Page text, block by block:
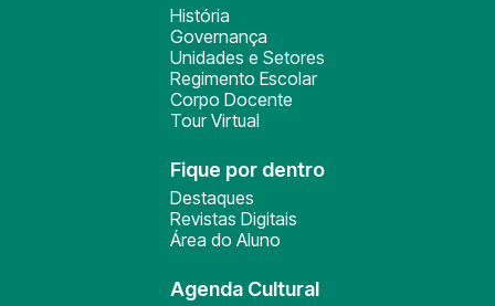
História
Governança
Unidades e Setores
Regimento Escolar
Corpo Docente
Tour Virtual
Fique por dentro
Destaques
Revistas Digitais
Área do Aluno
Agenda Cultural